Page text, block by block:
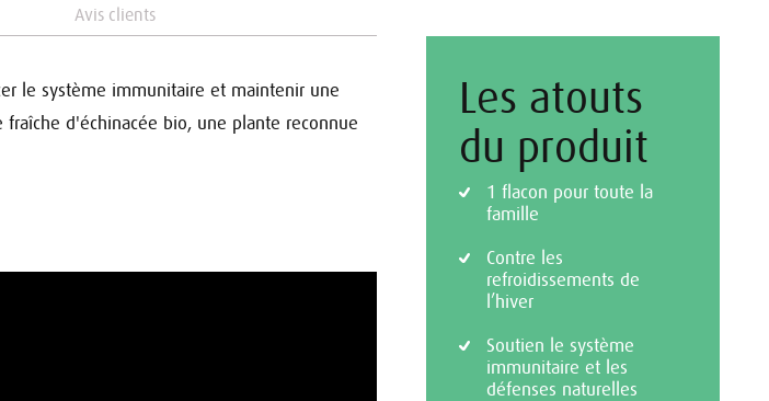
Avis clients
le système immunitaire et maintenir une
d'échinacée bio, une plante reconnue
Les atouts
du produit
1 flacon pour toute la
famille
Contre les
refroidissements de
l’hiver
Soutien le système
immunitaire et les
défenses naturelles